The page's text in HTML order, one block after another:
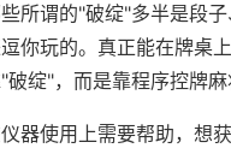
所谓的"破绽"多半是段
你玩的。真正能在牌桌
绽"，而是靠程序控牌麻
器使用上需要帮助，想